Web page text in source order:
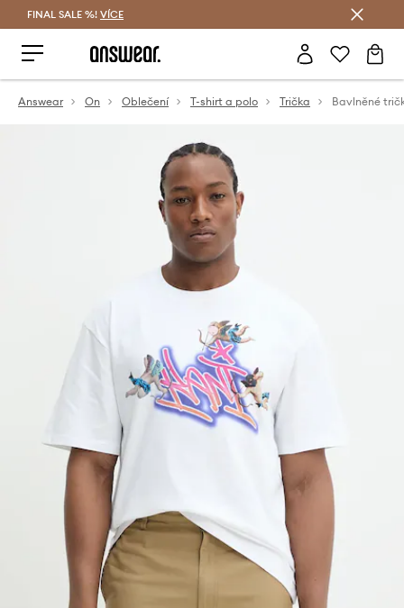
FINAL SALE %! VÍCE
Answear On Oblečení T-shirt a polo Trička Bavlněné